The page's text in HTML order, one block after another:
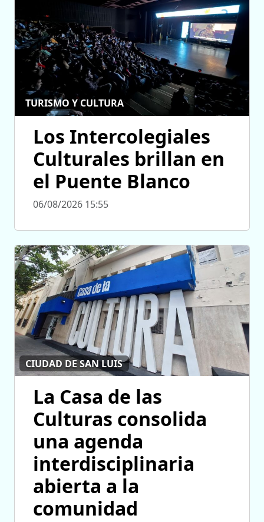
TURISMO Y CULTURA
Los Intercolegiales
Culturales brillan en
el Puente Blanco
06/08/2026 15:55
CIUDAD DE SAN LUIS
La Casa de las
Culturas consolida
una agenda
interdisciplinaria
abierta a la
comunidad